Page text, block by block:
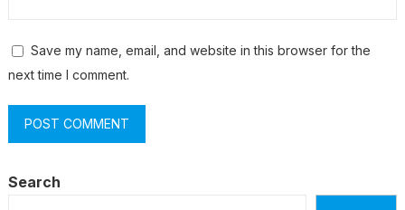
Save my name, email, and website in this browser for the
next time I comment.
Search